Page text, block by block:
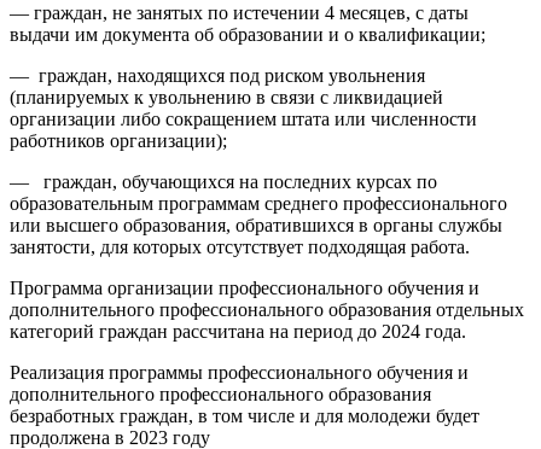
— граждан, не занятых по истечении 4 месяцев, с даты
выдачи им документа об образовании и о квалификации;
— граждан, находящихся под риском увольнения
(планируемых к увольнению в связи с ликвидацией
организации либо сокращением штата или численности
работников организации);
— граждан, обучающихся на последних курсах по
образовательным программам среднего профессионального
или высшего образования, обратившихся в органы службы
занятости, для которых отсутствует подходящая работа.
Программа организации профессионального обучения и
дополнительного профессионального образования отдельных
категорий граждан рассчитана на период до 2024 года.
Реализация программы профессионального обучения и
дополнительного профессионального образования
безработных граждан, в том числе и для молодежи будет
продолжена в 2023 году